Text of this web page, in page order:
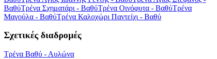
ΒαθύΤρένα Σχηματάρι - ΒαθύΤρένα Οινόφυτα - ΒαθύΤρένα
Μαγούλα - ΒαθύΤρένα Καλοχώρι Παντείχι - Βαθύ
Σχετικές διαδρομές
Τρένα Βαθύ - Αυλώνα